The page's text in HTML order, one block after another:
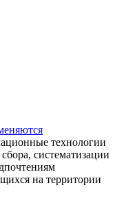
технологии
систематизации
на территории